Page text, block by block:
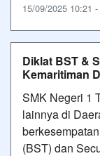
15/09/2025 10:21
Diklat BST &
Kemaritiman
SMK Negeri 1
lainnya di
(BST) dan